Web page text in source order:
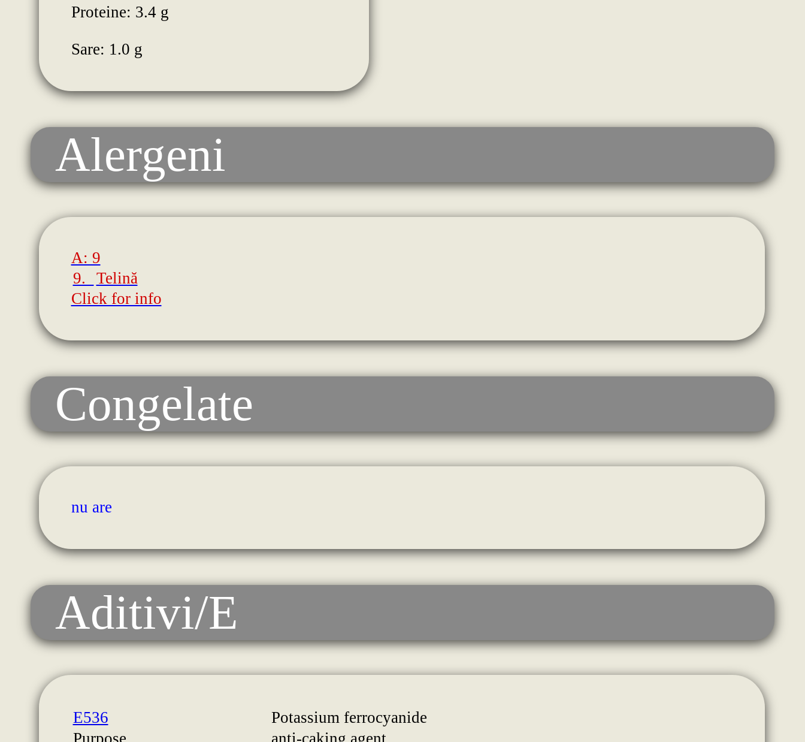
Proteine: 3.4 g
Sare: 1.0 g
Alergeni
A: 9
9.
Telină
Click for info
Congelate
nu are
Aditivi/E
E536
Potassium ferrocyanide